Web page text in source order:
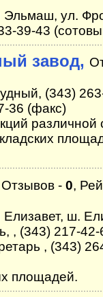
Эльмаш, ул.
39-43
завод,
(343)
36 (факс)
Отзывов - 0,
Елизавет, ш.
, (343) 217-
, (343)
площадей.